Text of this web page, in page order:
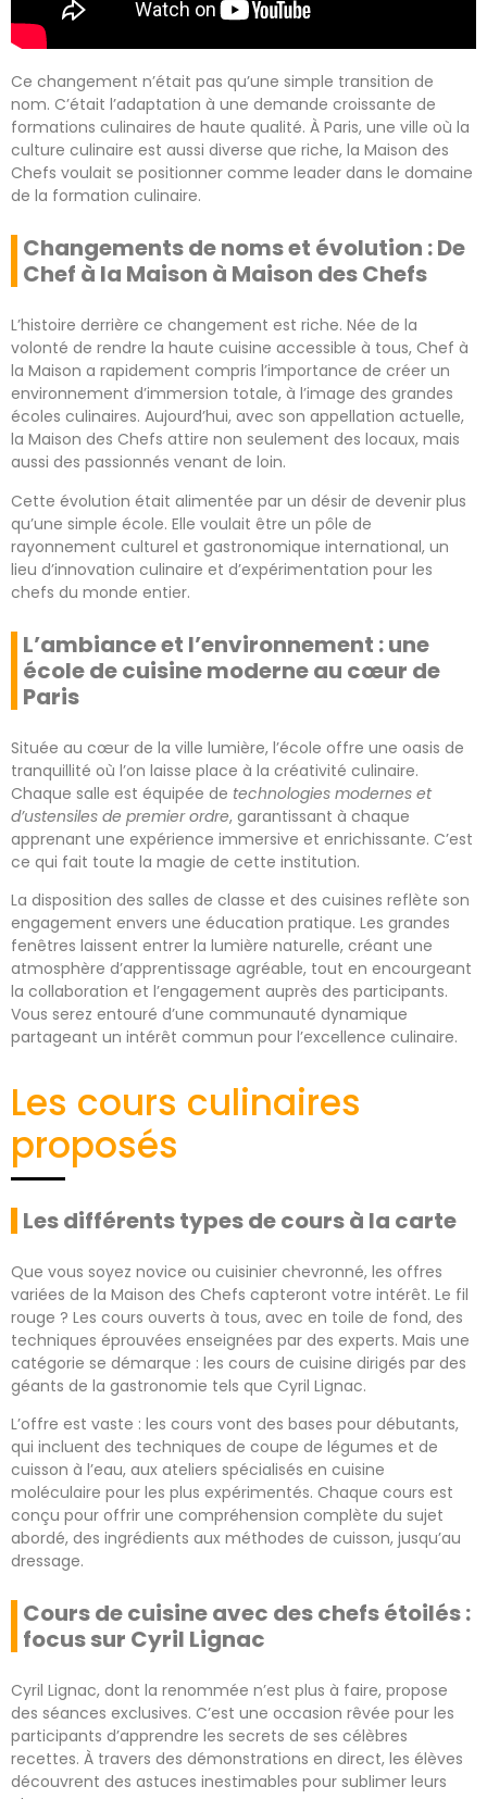
Ce changement n’était pas qu’une simple transition de
nom. C’était l’adaptation à une demande croissante de
formations culinaires de haute qualité. À Paris, une ville où la
culture culinaire est aussi diverse que riche, la Maison des
Chefs voulait se positionner comme leader dans le domaine
de la formation culinaire.
Changements de noms et évolution : De
Chef à la Maison à Maison des Chefs
L’histoire derrière ce changement est riche. Née de la
volonté de rendre la haute cuisine accessible à tous, Chef à
la Maison a rapidement compris l’importance de créer un
environnement d’immersion totale, à l’image des grandes
écoles culinaires. Aujourd’hui, avec son appellation actuelle,
la Maison des Chefs attire non seulement des locaux, mais
aussi des passionnés venant de loin.
Cette évolution était alimentée par un désir de devenir plus
qu’une simple école. Elle voulait être un pôle de
rayonnement culturel et gastronomique international, un
lieu d’innovation culinaire et d’expérimentation pour les
chefs du monde entier.
L’ambiance et l’environnement : une
école de cuisine moderne au cœur de
Paris
Située au cœur de la ville lumière, l’école offre une oasis de
tranquillité où l’on laisse place à la créativité culinaire.
Chaque salle est équipée de technologies modernes et
d’ustensiles de premier ordre, garantissant à chaque
apprenant une expérience immersive et enrichissante. C’est
ce qui fait toute la magie de cette institution.
La disposition des salles de classe et des cuisines reflète son
engagement envers une éducation pratique. Les grandes
fenêtres laissent entrer la lumière naturelle, créant une
atmosphère d’apprentissage agréable, tout en encourgeant
la collaboration et l’engagement auprès des participants.
Vous serez entouré d’une communauté dynamique
partageant un intérêt commun pour l’excellence culinaire.
Les cours culinaires
proposés
Les différents types de cours à la carte
Que vous soyez novice ou cuisinier chevronné, les offres
variées de la Maison des Chefs capteront votre intérêt. Le fil
rouge ? Les cours ouverts à tous, avec en toile de fond, des
techniques éprouvées enseignées par des experts. Mais une
catégorie se démarque : les cours de cuisine dirigés par des
géants de la gastronomie tels que Cyril Lignac.
L’offre est vaste : les cours vont des bases pour débutants,
qui incluent des techniques de coupe de légumes et de
cuisson à l’eau, aux ateliers spécialisés en cuisine
moléculaire pour les plus expérimentés. Chaque cours est
conçu pour offrir une compréhension complète du sujet
abordé, des ingrédients aux méthodes de cuisson, jusqu’au
dressage.
Cours de cuisine avec des chefs étoilés :
focus sur Cyril Lignac
Cyril Lignac, dont la renommée n’est plus à faire, propose
des séances exclusives. C’est une occasion rêvée pour les
participants d’apprendre les secrets de ses célèbres
recettes. À travers des démonstrations en direct, les élèves
découvrent des astuces inestimables pour sublimer leurs